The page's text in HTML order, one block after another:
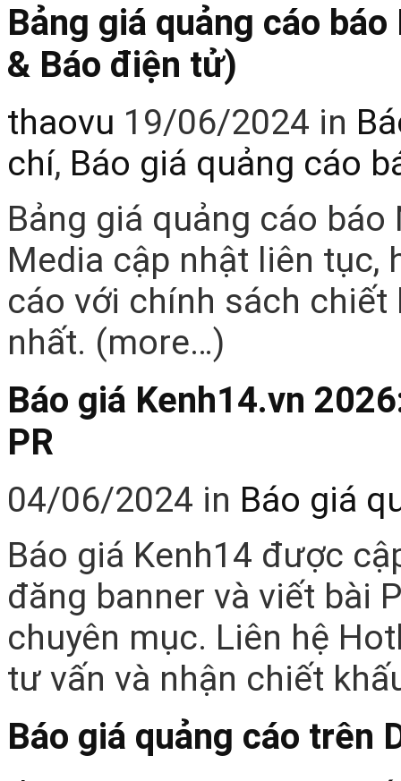
Bảng giá quảng cáo
& Báo điện tử)
thaovu 19/06/2024 in
chí, Báo giá quảng cáo
Bảng giá quảng cáo
Media cập nhật liên tục,
cáo với chính sách
nhất. (more…)
Báo giá Kenh14.vn
PR
04/06/2024 in Báo giá
Báo giá Kenh14 được
đăng banner và viết bài
chuyên mục. Liên hệ
tư vấn và nhận chiết
Báo giá quảng cáo trên